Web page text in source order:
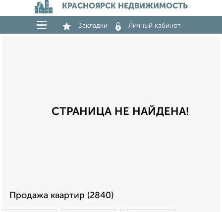
КРАСНОЯРСК НЕДВИЖИМОСТЬ
Закладки Личный кабинет
СТРАНИЦА НЕ НАЙДЕНА!
Продажа квартир (2840)